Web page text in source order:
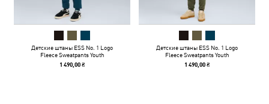
Детские штаны ESS No. 1 Logo
Fleece Sweatpants Youth
1 490,00 ₴
Детские штаны ESS No. 1 Logo
Fleece Sweatpants Youth
1 490,00 ₴